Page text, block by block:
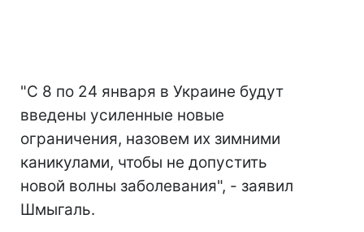
"С 8 по 24 января в Украине будут
введены усиленные новые
ограничения, назовем их зимними
каникулами, чтобы не допустить
новой волны заболевания", - заявил
Шмыгаль.